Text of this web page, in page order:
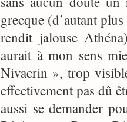
grecque (d’autant
rendit jalouse
aurait à mon sens
Nivacrin », trop
effectivement pas dû
aussi se demander